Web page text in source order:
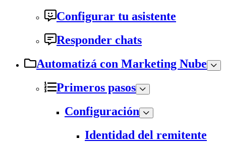
Configurar tu asistente
Responder chats
Automatizá con Marketing Nube
Primeros pasos
Configuración
Identidad del remitente